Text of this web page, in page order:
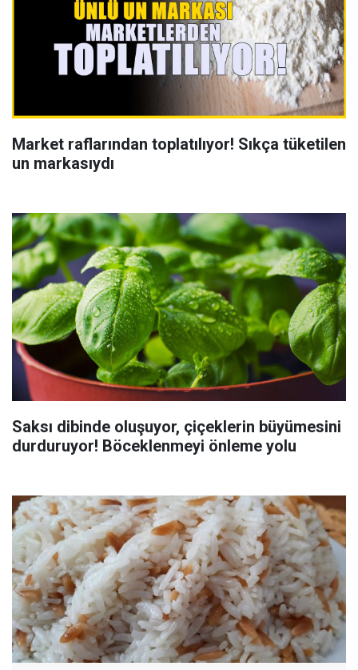
Market raflarından toplatılıyor! Sıkça tüketilen
un markasıydı
Saksı dibinde oluşuyor, çiçeklerin büyümesini
durduruyor! Böceklenmeyi önleme yolu